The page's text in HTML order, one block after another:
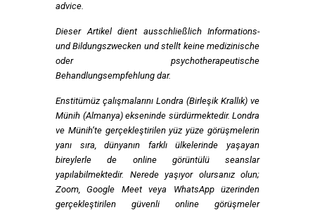
advice.
Dieser Artikel dient ausschließlich Informations-
und Bildungszwecken und stellt keine medizinische
oder psychotherapeutische
Behandlungsempfehlung dar.
Enstitümüz çalışmalarını Londra (Birleşik Krallık) ve
Münih (Almanya) ekseninde sürdürmektedir. Londra
ve Münih’te gerçekleştirilen yüz yüze görüşmelerin
yanı sıra, dünyanın farklı ülkelerinde yaşayan
bireylerle de online görüntülü seanslar
yapılabilmektedir. Nerede yaşıyor olursanız olun;
Zoom, Google Meet veya WhatsApp üzerinden
gerçekleştirilen güvenli online görüşmeler